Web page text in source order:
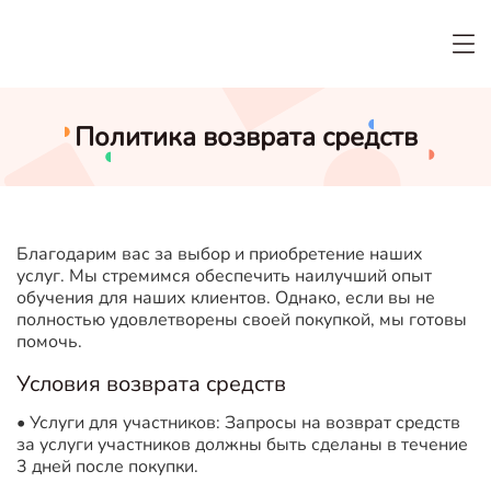
Политика возврата средств
Благодарим вас за выбор и приобретение наших
услуг. Мы стремимся обеспечить наилучший опыт
обучения для наших клиентов. Однако, если вы не
полностью удовлетворены своей покупкой, мы готовы
помочь.
Условия возврата средств
• Услуги для участников: Запросы на возврат средств
за услуги участников должны быть сделаны в течение
3 дней после покупки.